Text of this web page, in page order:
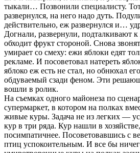
тыкали… Позвонили специалисту.
развернулся, на него надо дуть.
действительно, еж развернулся и…
Догнали, развернули, подталкивают
обходит фрукт стороной. Снова
умирает со смеху: ежи яблоки едят
рекламе. И посоветовал натереть
яблоко еж есть не стал, но обнюхал
обдуваемый сзади феном. Эти
вошли в ролик.
На съемках одного майонеза по
супермаркет, в котором на полках
живые куры. Задача не из легких —
кур в три ряда. Кур нашли в
посимпатичнее. Посоветовавшись с
птиц успокоительным. И все бы